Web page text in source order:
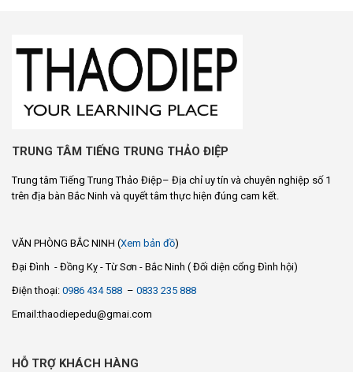
TRUNG TÂM TIẾNG TRUNG THẢO ĐIỆP
Trung tâm Tiếng Trung Thảo Điệp– Địa chỉ uy tín và chuyên nghiệp số 1
trên địa bàn Bắc Ninh và quyết tâm thực hiện đúng cam kết.
VĂN PHÒNG BẮC NINH (Xem bản đồ)
Đại Đình - Đồng Kỵ - Từ Sơn - Bắc Ninh ( Đối diện cổng Đình hội)
Điện thoại: 0986 434 588 – 0833 235 888
Email:thaodiepedu@gmai.com
HỖ TRỢ KHÁCH HÀNG